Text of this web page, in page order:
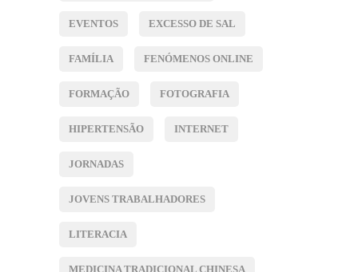
EVENTOS EXCESSO DE SAL
FAMÍLIA FENÓMENOS ONLINE
FORMAÇÃO FOTOGRAFIA
HIPERTENSÃO INTERNET
JORNADAS
JOVENS TRABALHADORES
LITERACIA
MEDICINA TRADICIONAL CHINESA